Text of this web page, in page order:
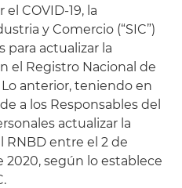
COVID-19, la
y Comercio (“SIC”)
para actualizar la
el Registro Nacional de
Lo anterior, teniendo en
a los Responsables del
actualizar la
RNBD entre el 2 de
2020, según lo establece